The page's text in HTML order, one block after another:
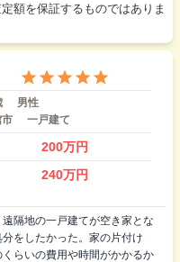
額を保証するものではありま
男性
一戸建て
200万円
240万円
隔地の一戸建てが空き家とな
をしたかった。家の片付け
らいの費用や時間がかかるか